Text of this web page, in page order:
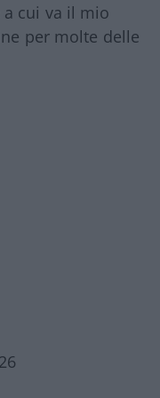
cui va il mio
per molte delle